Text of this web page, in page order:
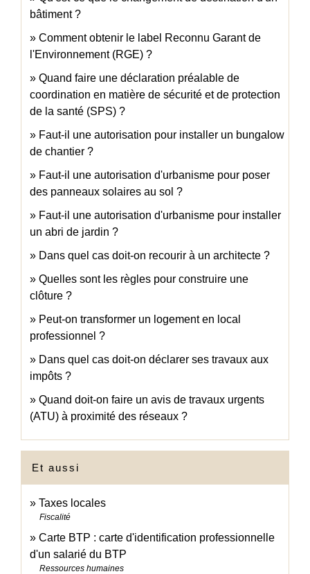
bâtiment ?
Comment obtenir le label Reconnu Garant de
l'Environnement (RGE) ?
Quand faire une déclaration préalable de
coordination en matière de sécurité et de protection
de la santé (SPS) ?
Faut-il une autorisation pour installer un bungalow
de chantier ?
Faut-il une autorisation d'urbanisme pour poser
des panneaux solaires au sol ?
Faut-il une autorisation d'urbanisme pour installer
un abri de jardin ?
Dans quel cas doit-on recourir à un architecte ?
Quelles sont les règles pour construire une
clôture ?
Peut-on transformer un logement en local
professionnel ?
Dans quel cas doit-on déclarer ses travaux aux
impôts ?
Quand doit-on faire un avis de travaux urgents
(ATU) à proximité des réseaux ?
Et aussi
Taxes locales
Fiscalité
Carte BTP : carte d'identification professionnelle
d'un salarié du BTP
Ressources humaines